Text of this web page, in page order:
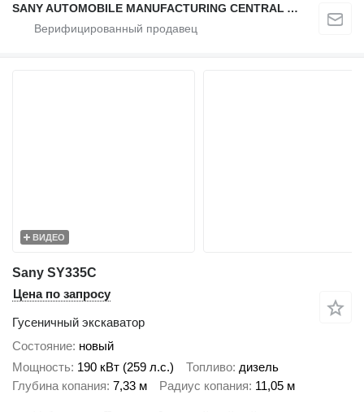
SANY AUTOMOBILE MANUFACTURING CENTRAL ASIA
ВИДЕО
Sany SY335C
Цена по запросу
Гусеничный экскаватор
Состояние новый
Мощность 190 кВт (259 л.с.) Топливо дизель
Глубина копания 7,33 м Радиус копания 11,05 м